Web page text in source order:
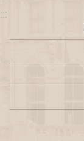
:::